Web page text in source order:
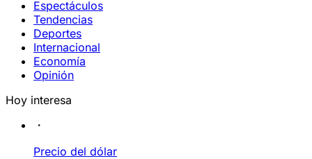
Espectáculos
Tendencias
Deportes
Internacional
Economía
Opinión
Hoy interesa
Precio del dólar